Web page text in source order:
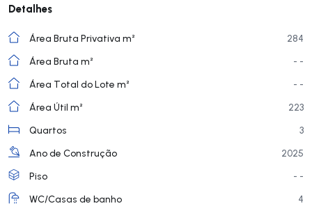
Detalhes
Área Bruta Privativa m²
284
Área Bruta m²
- -
Área Total do Lote m²
- -
Área Útil m²
223
Quartos
3
Ano de Construção
2025
Piso
- -
WC/Casas de banho
4